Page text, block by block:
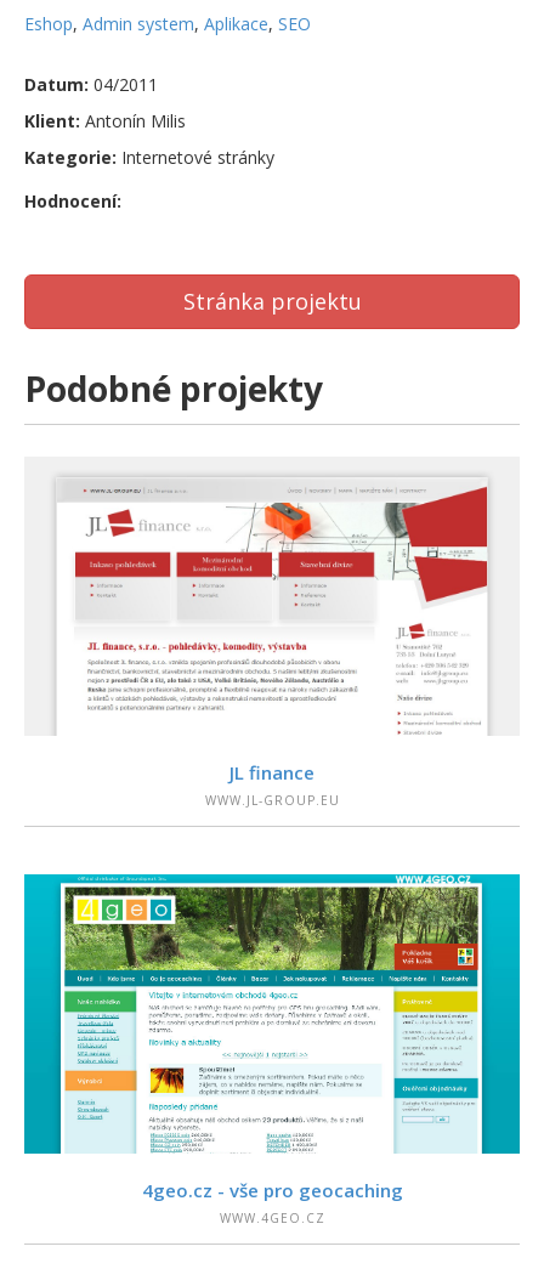
Eshop, Admin system, Aplikace, SEO
Datum: 04/2011
Klient: Antonín Milis
Kategorie: Internetové stránky
Hodnocení:
Stránka projektu
Podobné projekty
PODROBNOSTI
JL finance
WWW.JL-GROUP.EU
PODROBNOSTI
4geo.cz - vše pro geocaching
WWW.4GEO.CZ